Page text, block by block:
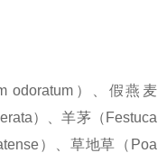
odoratum）、假燕麦
）、羊茅（Festuca
）、草地草（Poa